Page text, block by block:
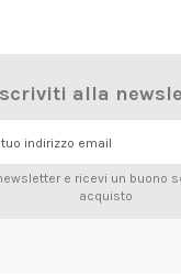
alla
indirizzo email
e ricevi un buono
acquisto